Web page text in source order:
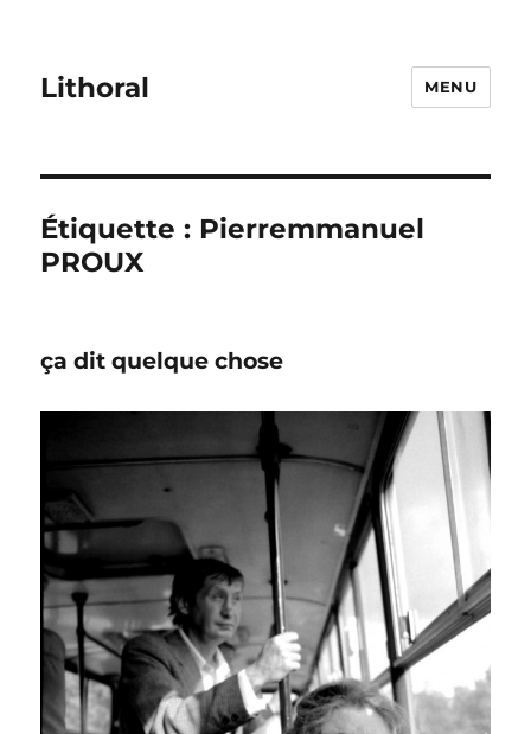
Lithoral MENU
Étiquette : Pierremmanuel
PROUX
ça dit quelque chose